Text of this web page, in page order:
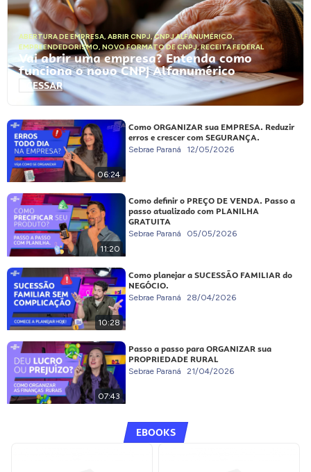
ABERTURA DE EMPRESA, ABRIR CNPJ,CNPJ ALFANUMÉRICO,
EMPREENDEDORISMO, NOVO FORMATO DE CNPJ,RECEITA FEDERAL
Vai abrir uma empresa? Entenda como
funciona o novo CNPJ Alfanumérico
ACESSAR
06:24
Como ORGANIZAR sua EMPRESA. Reduzir
erros e crescer com SEGURANÇA.
Sebrae Paraná 12/05/2026
11:20
Como definir o PREÇO DE VENDA. Passo a
passo atualizado com PLANILHA
GRATUITA
Sebrae Paraná 05/05/2026
10:28
Como planejar a SUCESSÃO FAMILIAR do
NEGÓCIO.
Sebrae Paraná 28/04/2026
07:43
Passo a passo para ORGANIZAR sua
PROPRIEDADE RURAL
Sebrae Paraná 21/04/2026
EBOOKS